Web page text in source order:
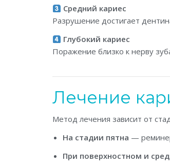
Средний кариес
Разрушение достигает
Глубокий кариес
Поражение близко к нерву
Лечение
Метод лечения зависит от
На стадии пятна —
При поверхностном и